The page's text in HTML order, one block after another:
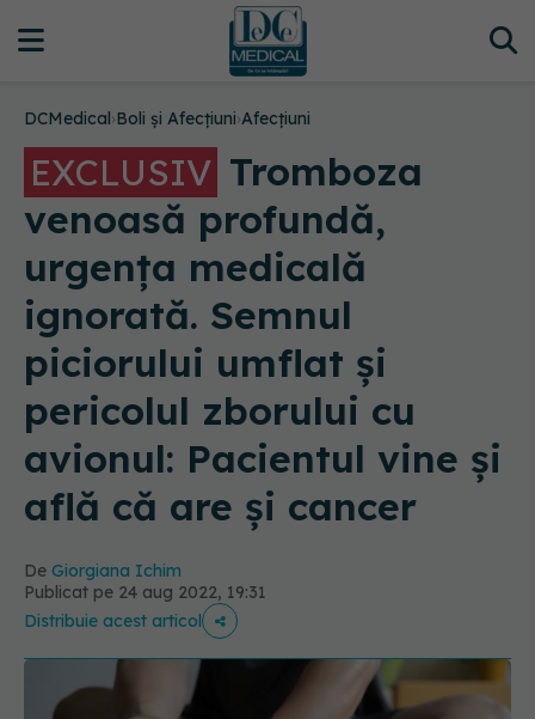
DCMedical›Boli și Afecțiuni›Afecțiuni
EXCLUSIV Tromboza
venoasă profundă,
urgența medicală
ignorată. Semnul
piciorului umflat și
pericolul zborului cu
avionul: Pacientul vine și
află că are și cancer
De Giorgiana Ichim
Publicat pe 24 aug 2022, 19:31
Distribuie acest articol